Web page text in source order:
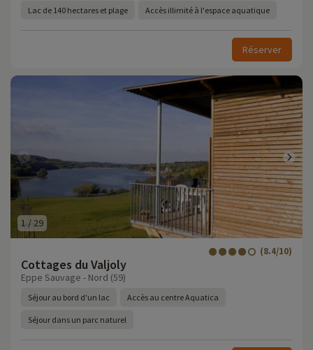
Lac de 140 hectares et plage Accès illimité à l'espace aquatique
Réserver
1 / 29
Cottages du Valjoly
(8.4/10)
Eppe Sauvage - Nord (59)
Séjour au bord d'un lac Accès au centre Aquatica
Séjour dans un parc naturel